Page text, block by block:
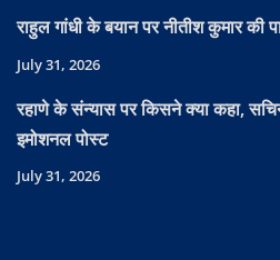
राहुल गांधी के बयान पर नीतीश कुमार की
July 31, 2026
रहाणे के संन्यास पर किसने क्या कहा,
इमोशनल पोस्ट
July 31, 2026